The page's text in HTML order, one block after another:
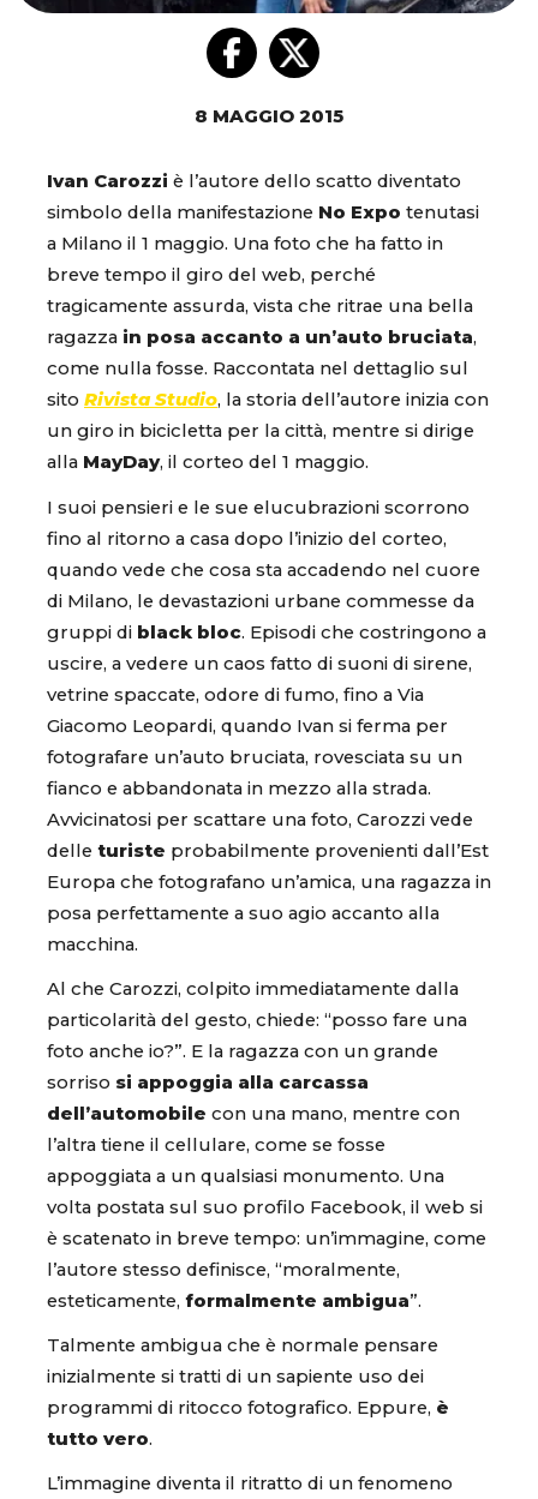
8 MAGGIO 2015
Ivan Carozzi è l’autore dello scatto diventato
simbolo della manifestazione No Expo tenutasi
a Milano il 1 maggio. Una foto che ha fatto in
breve tempo il giro del web, perché
tragicamente assurda, vista che ritrae una bella
ragazza in posa accanto a un’auto bruciata,
come nulla fosse. Raccontata nel dettaglio sul
sito Rivista Studio, la storia dell’autore inizia con
un giro in bicicletta per la città, mentre si dirige
alla MayDay, il corteo del 1 maggio.
I suoi pensieri e le sue elucubrazioni scorrono
fino al ritorno a casa dopo l’inizio del corteo,
quando vede che cosa sta accadendo nel cuore
di Milano, le devastazioni urbane commesse da
gruppi di black bloc. Episodi che costringono a
uscire, a vedere un caos fatto di suoni di sirene,
vetrine spaccate, odore di fumo, fino a Via
Giacomo Leopardi, quando Ivan si ferma per
fotografare un’auto bruciata, rovesciata su un
fianco e abbandonata in mezzo alla strada.
Avvicinatosi per scattare una foto, Carozzi vede
delle turiste probabilmente provenienti dall’Est
Europa che fotografano un’amica, una ragazza in
posa perfettamente a suo agio accanto alla
macchina.
Al che Carozzi, colpito immediatamente dalla
particolarità del gesto, chiede: “posso fare una
foto anche io?”. E la ragazza con un grande
sorriso si appoggia alla carcassa
dell’automobile con una mano, mentre con
l’altra tiene il cellulare, come se fosse
appoggiata a un qualsiasi monumento. Una
volta postata sul suo profilo Facebook, il web si
è scatenato in breve tempo: un’immagine, come
l’autore stesso definisce, “moralmente,
esteticamente, formalmente ambigua”.
Talmente ambigua che è normale pensare
inizialmente si tratti di un sapiente uso dei
programmi di ritocco fotografico. Eppure, è
tutto vero.
L’immagine diventa il ritratto di un fenomeno